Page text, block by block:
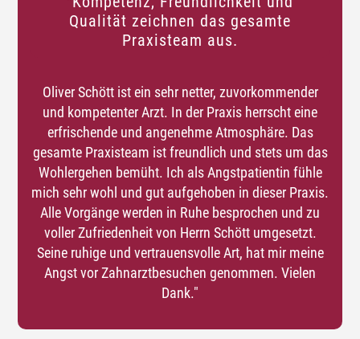
Qualität zeichnen das gesamte
Praxisteam aus.
Oliver Schött ist ein sehr netter, zuvorkommender
und kompetenter Arzt. In der Praxis herrscht eine
erfrischende und angenehme Atmosphäre. Das
gesamte Praxisteam ist freundlich und stets um das
Wohlergehen bemüht. Ich als Angstpatientin fühle
mich sehr wohl und gut aufgehoben in dieser Praxis.
Alle Vorgänge werden in Ruhe besprochen und zu
voller Zufriedenheit von Herrn Schött umgesetzt.
Seine ruhige und vertrauensvolle Art, hat mir meine
Angst vor Zahnarztbesuchen genommen. Vielen
Dank."